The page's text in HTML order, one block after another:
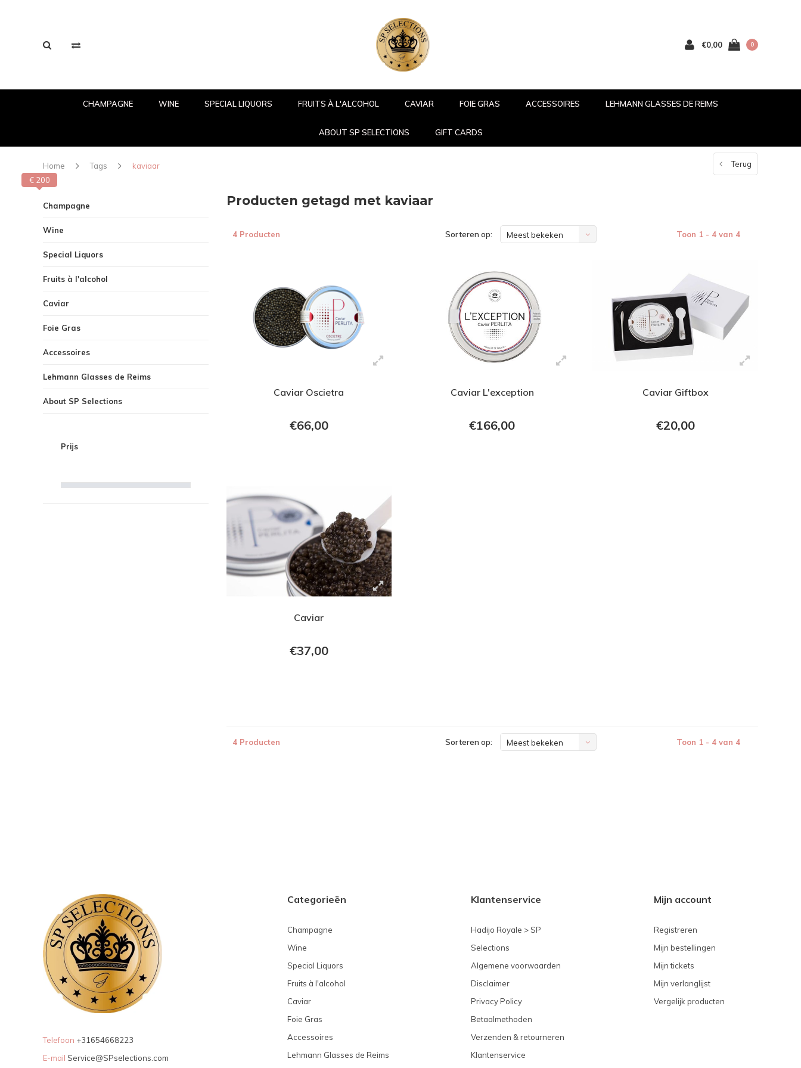
€0,00 0
CHAMPAGNE WINE SPECIAL LIQUORS FRUITS À L'ALCOHOL CAVIAR FOIE GRAS ACCESSOIRES LEHMANN GLASSES DE REIMS
ABOUT SP SELECTIONS GIFT CARDS
Home Tags kaviaar Terug
Champagne
Wine
Special Liquors
Fruits à l'alcohol
Caviar
Foie Gras
Accessoires
Lehmann Glasses de Reims
About SP Selections
Prijs
€ 0
€ 200
Producten getagd met kaviaar
4 Producten Sorteren op: Meest bekeken Toon 1 - 4 van 4
Caviar Oscietra
€66,00
Caviar L'exception
€166,00
Caviar Giftbox
€20,00
Caviar
€37,00
4 Producten Sorteren op: Meest bekeken Toon 1 - 4 van 4
Telefoon +31654668223
E-mail Service@SPselections.com
Categorieën
Champagne
Wine
Special Liquors
Fruits à l'alcohol
Caviar
Foie Gras
Accessoires
Lehmann Glasses de Reims
Klantenservice
Hadijo Royale > SP
Selections
Algemene voorwaarden
Disclaimer
Privacy Policy
Betaalmethoden
Verzenden & retourneren
Klantenservice
Mijn account
Registreren
Mijn bestellingen
Mijn tickets
Mijn verlanglijst
Vergelijk producten